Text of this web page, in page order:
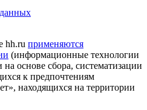
hh.ru применяются
(информационные технологии
основе сбора, систематизации
к предпочтениям
находящихся на территории